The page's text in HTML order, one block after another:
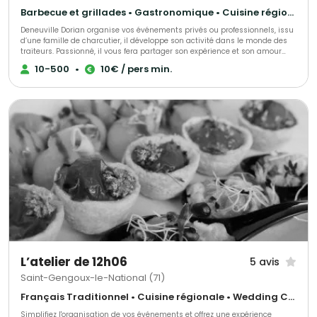
marquer vos invités.
Barbecue et grillades • Gastronomique • Cuisine régionale
Deneuville Dorian organise vos événements privés ou professionnels, issu
d’une famille de charcutier, il développe son activité dans le monde des
traiteurs. Passionné, il vous fera partager son expérience et son amour
des produits locaux. Réputé et reconnu, il réalisera votre événement à la
perfection selon vos demandes et vos exigences.
10-500 • 10€ / pers min.
L’atelier de 12h06 5 avis
Saint-Gengoux-le-National (71)
Français Traditionnel • Cuisine régionale • Wedding Cake
Simplifiez l'organisation de vos événements et offrez une expérience